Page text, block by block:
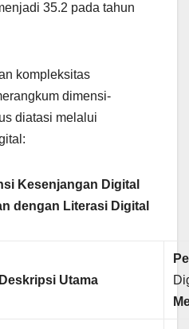
35.2 pada tahun
kompleksitas
dimensi-
diatasi melalui
Kesenjangan Digital
dengan Literasi Digital
Deskripsi Utama